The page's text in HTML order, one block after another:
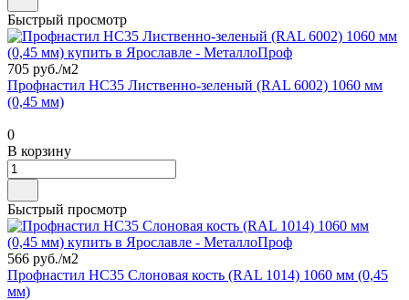
Быстрый просмотр
705 руб./м2
Профнастил НС35 Лиственно-зеленый (RAL 6002) 1060 мм
(0,45 мм)
0
В корзину
Быстрый просмотр
566 руб./м2
Профнастил НС35 Слоновая кость (RAL 1014) 1060 мм (0,45
мм)